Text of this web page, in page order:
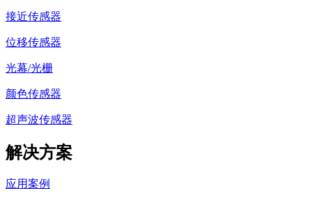
接近传感器
位移传感器
光幕/光栅
颜色传感器
超声波传感器
解决方案
应用案例